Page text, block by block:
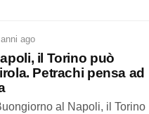
ago
il Torino può
Petrachi pensa ad
al Napoli, il Torino